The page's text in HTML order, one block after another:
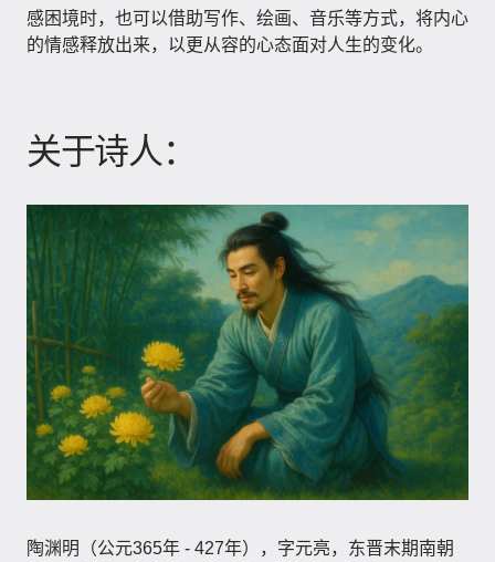
感困境时，也可以借助写作、绘画、音乐等方式，将内心
的情感释放出来，以更从容的心态面对人生的变化。
关于诗人：
陶渊明（公元365年 - 427年）​，字元亮，东晋末期南朝